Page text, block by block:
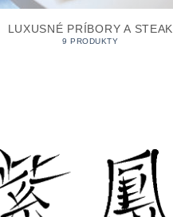
LUXUSNÉ PRÍBORY A STEAK
9 PRODUKTY